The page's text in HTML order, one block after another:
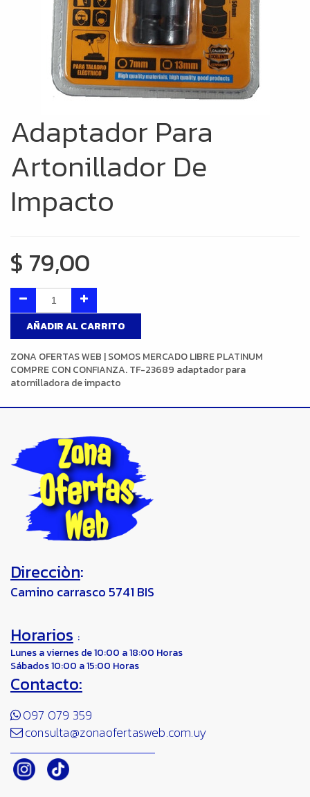
Adaptador Para
Artonillador De
Impacto
$ 79,00
AÑADIR AL CARRITO
ZONA OFERTAS WEB | SOMOS MERCADO LIBRE PLATINUM
COMPRE CON CONFIANZA. TF-23689 adaptador para
atornilladora de impacto
Direcciòn:
Camino carrasco 5741 BIS
Horarios :
Lunes a viernes de 10:00 a 18:00 Horas
Sábados 10:00 a 15:00 Horas
Contacto:
097 079 359
consulta@zonaofertasweb.com.uy